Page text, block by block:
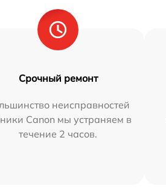
Срочный ремонт
неисправностей
Canon мы устраняем в
течение 2 часов.